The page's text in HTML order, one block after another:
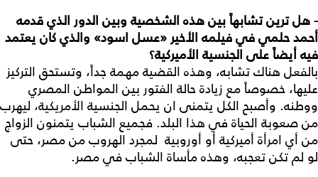
- هل ترين تشابهاً بين هذه الشخصية وبين الدور الذي قدمه
أحمد حلمي في فيلمه الأخير «عسل اسود» والذي كان يعتمد
فيه أيضاً على الجنسية الأميركية؟
بالفعل هناك تشابه، وهذه القضية مهمة جداً، وتستحق التركيز
عليها، خصوصاً مع زيادة حالة الفتور بين المواطن المصري
ووطنه. وأصبح الكل يتمنى ان يحمل الجنسية الأمريكية، ليهرب
من صعوبة الحياة في هذا البلد. فجميع الشباب يتمنون الزواج
من أي امرأة أميركية أو أوروبية لمجرد الهروب من مصر، حتى
لو لم تكن تعجبه، وهذه مأساة الشباب في مصر.